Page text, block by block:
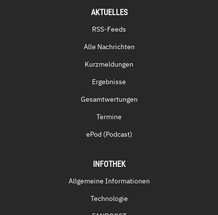
AKTUELLES
RSS-Feeds
Alle Nachrichten
Kurzmeldungen
Ergebnisse
Gesamtwertungen
Termine
ePod (Podcast)
INFOTHEK
Allgemeine Informationen
Technologie